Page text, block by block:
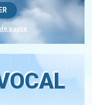
passe